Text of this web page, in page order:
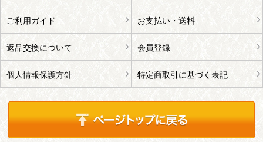
ご利用ガイド お支払い・送料
返品交換について 会員登録
個人情報保護方針 特定商取引に基づく表記